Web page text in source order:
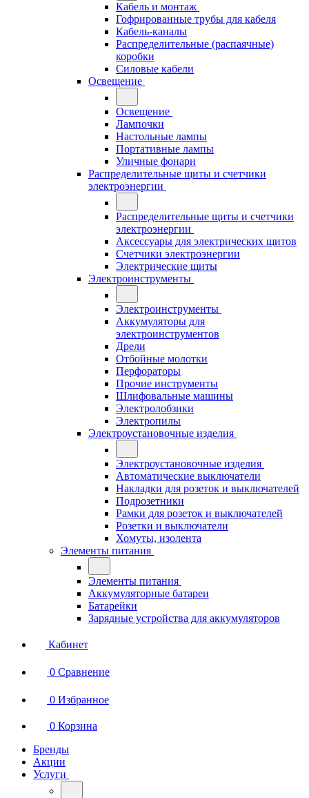
Кабель и монтаж
Гофрированные трубы для кабеля
Кабель-каналы
Распределительные (распаячные)
коробки
Силовые кабели
Освещение
Освещение
Лампочки
Настольные лампы
Портативные лампы
Уличные фонари
Распределительные щиты и счетчики
электроэнергии
Распределительные щиты и счетчики
электроэнергии
Аксессуары для электрических щитов
Счетчики электроэнергии
Электрические щиты
Электроинструменты
Электроинструменты
Аккумуляторы для
электроинструментов
Дрели
Отбойные молотки
Перфораторы
Прочие инструменты
Шлифовальные машины
Электролобзики
Электропилы
Электроустановочные изделия
Электроустановочные изделия
Автоматические выключатели
Накладки для розеток и выключателей
Подрозетники
Рамки для розеток и выключателей
Розетки и выключатели
Хомуты, изолента
Элементы питания
Элементы питания
Аккумуляторные батареи
Батарейки
Зарядные устройства для аккумуляторов
Кабинет
0 Сравнение
0 Избранное
0 Корзина
Бренды
Акции
Услуги